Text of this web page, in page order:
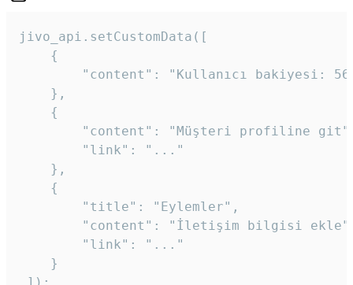
jivo_api.setCustomData([
    {
"content": "Kullanıcı bakiyesi:
    },
    {
"content": "Müşteri profiline
        "link": "..."
    },
    {
        "title": "Eylemler",
"content": "İletişim bilgisi
        "link": "..."
    }
]);